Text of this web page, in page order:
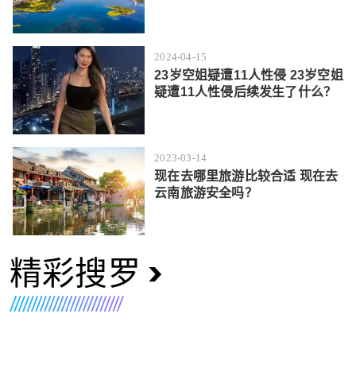
2024-04-15
23岁空姐疑遭11人性侵 23岁空姐
疑遭11人性侵后续发生了什么？
2023-03-14
现在去哪里旅游比较合适 现在去
云南旅游安全吗？
精彩搜罗